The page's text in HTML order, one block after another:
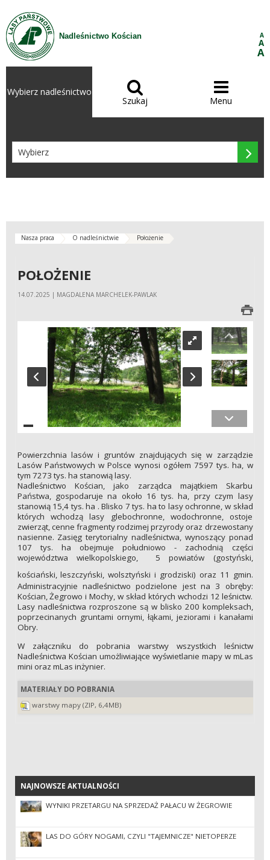
Przejdź do treści
Nadleśnictwo Kościan A
A
A
Wybierz nadleśnictwo 
Szukaj

Menu

Nasza praca O nadleśnictwie Położenie
POŁOŻENIE
14.07.2025 | MAGDALENA MARCHELEK-PAWLAK
Powierzchnia lasów i gruntów znajdujących się w zarządzie
Lasów Państwowych w Polsce wynosi ogółem 7597 tys. ha, w
tym 7273 tys. ha stanowią lasy.
Nadleśnictwo Kościan, jako zarządca majątkiem Skarbu
Państwa, gospodaruje na około 16 tys. ha, przy czym lasy
stanowią 15,4 tys. ha . Blisko 7 tys. ha to lasy ochronne, w skład
których wchodzą lasy glebochronne, wodochronne, ostoje
zwierząt, cenne fragmenty rodzimej przyrody oraz drzewostany
nasienne. Zasięg terytorialny nadleśnictwa, wynoszący ponad
107 tys. ha obejmuje południowo - zachodnią części
województwa wielkopolskiego,
5 powiatów (gostyński,
kościański, leszczyński, wolsztyński i grodziski) oraz 11 gmin.
Administracyjnie nadleśnictwo podzielone jest na 3 obręby:
Kościan, Żegrowo i Mochy, w skład których wchodzi 12 leśnictw.
Lasy nadleśnictwa rozproszone są w blisko 200 kompleksach,
poprzecinanych gruntami ornymi, łąkami, jeziorami i kanałami
Obry.
W załączniku do pobrania warstwy wszystkich leśnictw
Nadleśnictwa Kościan umożliwiające wyświetlanie mapy w mLas
mini oraz mLas inżynier.
MATERIAŁY DO POBRANIA
warstwy mapy (ZIP, 6,4MB)
NAJNOWSZE AKTUALNOŚCI
NAJNOWSZE AKTUALNOŚCI
WYNIKI PRZETARGU NA SPRZEDAŻ PAŁACU W ŻEGROWIE
LAS DO GÓRY NOGAMI, CZYLI "TAJEMNICZE" NIETOPERZE